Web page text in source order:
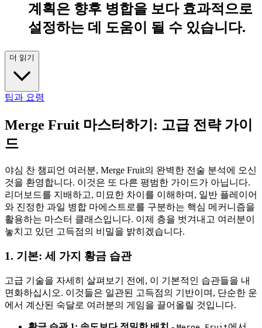
계획은 향후 병합을 보다 효과적으로
설정하는 데 도움이 될 수 있습니다.
더 읽기
팁과 요령
Merge Fruit 마스터하기: 고급 전략 가이
드
야심 찬 챔피언 여러분, Merge Fruit의 완벽한 전술 분석에 오신
것을 환영합니다. 이것은 또 다른 평범한 가이드가 아닙니다.
리더보드를 지배하고, 미묘한 차이를 이해하며, 일반 플레이어
와 진정한 과일 병합 마에스트로를 구분하는 핵심 메커니즘을
활용하는 마스터 클래스입니다. 이제 층을 벗겨내고 여러분이
놓치고 있던 고득점의 비밀을 밝히겠습니다.
1. 기본: 세 가지 황금 습관
고급 기술을 자세히 살펴보기 전에, 이 기본적인 습관들을 내
면화하십시오. 이것들은 일관된 고득점의 기반이며, 단순한 운
에서 계산된 숙달로 여러분의 게임을 끌어올릴 것입니다.